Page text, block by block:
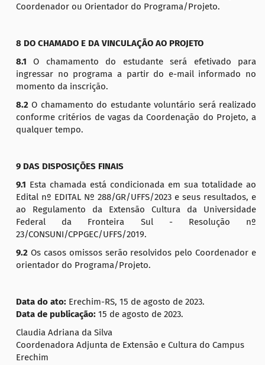
Coordenador ou Orientador do Programa/Projeto.
8 DO CHAMADO E DA VINCULAÇÃO AO PROJETO
8.1O chamamento do estudante será efetivado para
ingressar no programa a partir do e-mail informado no
momento da inscrição.
8.2 O chamamento do estudante voluntário será realizado
conforme critérios de vagas da Coordenação do Projeto, a
qualquer tempo.
9 DAS DISPOSIÇÕES FINAIS
9.1 Esta chamada está condicionada em sua totalidade ao
Edital nº EDITAL Nº 288/GR/UFFS/2023 e seus resultados, e
ao Regulamento da Extensão Cultura da Universidade
Federal da Fronteira Sul - Resolução nº
23/CONSUNI/CPPGEC/UFFS/2019.
9.2 Os casos omissos serão resolvidos pelo Coordenador e
orientador do Programa/Projeto.
Data do ato: Erechim-RS, 15 de agosto de 2023.
Data de publicação: 15 de agosto de 2023.
Claudia Adriana da Silva
Coordenadora Adjunta de Extensão e Cultura do Campus
Erechim